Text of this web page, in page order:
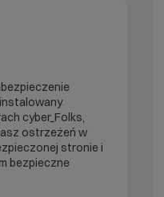
cyber_Folks,
ostrzeżeń w
stronie i
bezpieczne